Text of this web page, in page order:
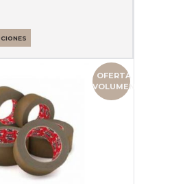
OFERTA
VOLUMEN